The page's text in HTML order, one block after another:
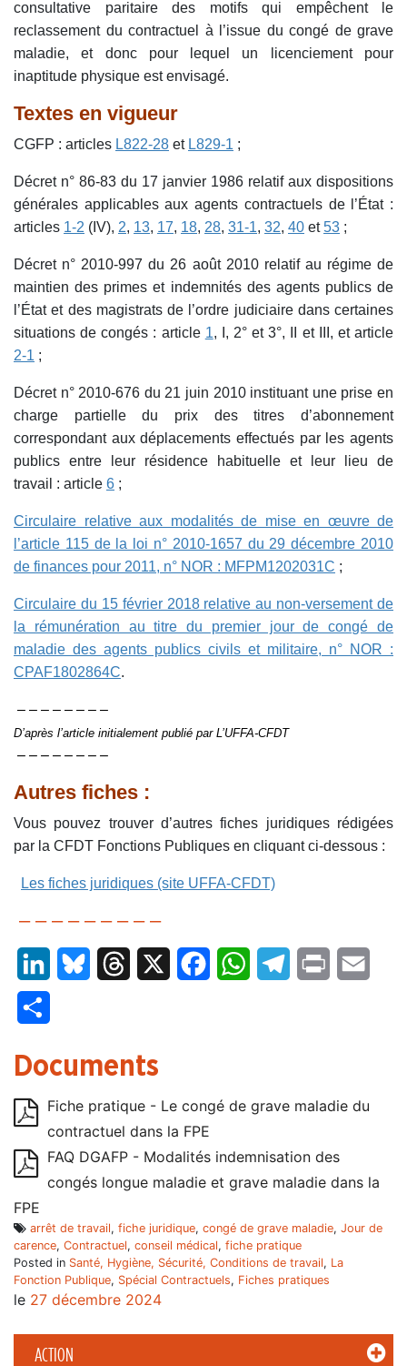
ACTION
consultative paritaire des motifs qui empêchent le
reclassement du contractuel à l’issue du congé de grave
maladie, et donc pour lequel un licenciement pour
inaptitude physique est envisagé.
Textes en vigueur
CGFP : articles L822-28 et L829-1 ;
Décret n° 86-83 du 17 janvier 1986 relatif aux dispositions
générales applicables aux agents contractuels de l’État :
articles 1-2 (IV), 2, 13, 17, 18, 28, 31-1, 32, 40 et53 ;
Décret n° 2010-997 du 26 août 2010 relatif au régime de
maintien des primes et indemnités des agents publics de
l’État et des magistrats de l’ordre judiciaire dans certaines
situations de congés : article 1, I, 2° et 3°, II et III, et article
2-1 ;
Décret n° 2010-676 du 21 juin 2010 instituant une prise en
charge partielle du prix des titres d’abonnement
correspondant aux déplacements effectués par les agents
publics entre leur résidence habituelle et leur lieu de
travail : article 6 ;
Circulaire relative aux modalités de mise en œuvre de
l’article 115 de la loi n° 2010-1657 du 29 décembre 2010
de finances pour 2011, n° NOR : MFPM1202031C ;
Circulaire du 15 février 2018 relative au non-versement de
la rémunération au titre du premier jour de congé de
maladie des agents publics civils et militaire, n° NOR :
CPAF1802864C.
– – – – – – – –
D’après l’article initialement publié par L’UFFA-CFDT
– – – – – – – –
Autres fiches :
Vous pouvez trouver d’autres fiches juridiques rédigées
par la CFDT Fonctions Publiques en cliquant ci-dessous :
Les fiches juridiques (site UFFA-CFDT)
– – – – – – – – –
LinkedInBluesky Threads FacebookWhatsAppTelegram
Print
Documents
Fiche pratique - Le congé de grave maladie du
contractuel dans la FPE
FAQ DGAFP - Modalités indemnisation des
congés longue maladie et grave maladie dans la
FPE
arrêt de travail, fiche juridique, congé de grave maladie, Jour de
carence, Contractuel, conseil médical, fiche pratique
Posted in Santé, Hygiène, Sécurité, Conditions de travail, La
Fonction Publique, Spécial Contractuels, Fiches pratiques
le 27 décembre 2024